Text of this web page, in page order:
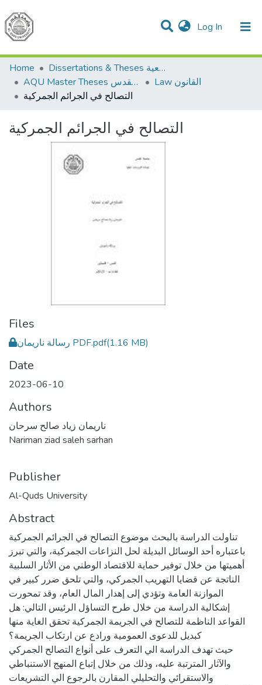
Log In (current)
Communities & Collections
All of DSpace
Home
Dissertations & Theses الرسائل الجامعية
AQU Master Theses الرسائل الجامعية الخاصة بجامعة القدس
Law القانون
التصالح في الجرائم الجمركية
التصالح في الجرائم الجمركية
Files
رسالة ناريمان PDF.pdf(1.16 MB)
Date
2023-06-10
Authors
ناريمان زياد صالح سرحان
Nariman ziad saleh sarhan
Publisher
Al-Quds University
Abstract
تناولت الدراسة بالبحث موضوع التصالح في الجرائم الجمركية
باعتباره أحد الوسائل البديلة لحل النزاعات الجمركية، والتي تبرز
أهميتها من خلال توفير حماية للاقتصاد الوطني من الأثار السلبية
الناتجة عن قضايا التهريب الجمركي، والتي تلحق ضرر كبير في
الموازنة العامة وتؤدي إلى إهدار المال العام، وقد تمحورت
إشكالية الدراسة من خلال طرح التساؤل الرئيس التالي: هل
القواعد الناظمة للتصالح في الجريمة الجمركية تحقق الغاية منها
كبديل للدعوى العمومية ورادع عن ارتكاب الجريمة؟
حيث تهدف الدراسة الي التعرف على أنواع التصالح الجمركي
والآثار المترتبة عليه، وذلك من خلال إتباع المنهج الاستنباطي
والاستقرائي والتحليلي المقارن بالرجوع الي التشريعات